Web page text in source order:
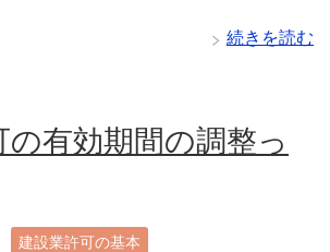
続きを読む
の有効期間の調整っ
建設業許可の基本